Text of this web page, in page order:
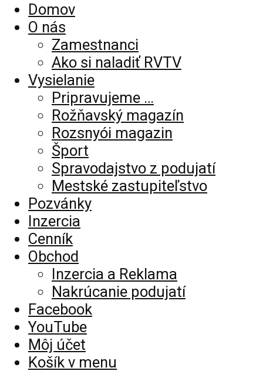
Domov
O nás
Zamestnanci
Ako si naladiť RVTV
Vysielanie
Pripravujeme …
Rožňavský magazín
Rozsnyói magazin
Šport
Spravodajstvo z podujatí
Mestské zastupiteľstvo
Pozvánky
Inzercia
Cenník
Obchod
Inzercia a Reklama
Nakrúcanie podujatí
Facebook
YouTube
Môj účet
Košík v menu